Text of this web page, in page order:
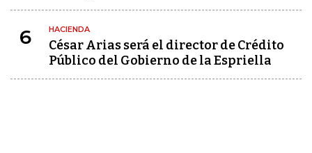
6 HACIENDA
César Arias será el director de Crédito
Público del Gobierno de la Espriella